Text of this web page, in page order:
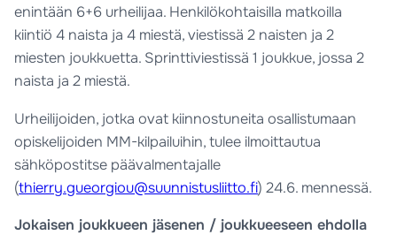
enintään 6+6 urheilijaa. Henkilökohtaisilla matkoilla
kiintiö 4 naista ja 4 miestä, viestissä 2 naisten ja 2
miesten joukkuetta. Sprinttiviestissä 1 joukkue, jossa 2
naista ja 2 miestä.
Urheilijoiden, jotka ovat kiinnostuneita osallistumaan
opiskelijoiden MM-kilpailuihin, tulee ilmoittautua
sähköpostitse päävalmentajalle
(thierry.gueorgiou@suunnistusliitto.fi) 24.6. mennessä.
Jokaisen joukkueen jäsenen / joukkueeseen ehdolla